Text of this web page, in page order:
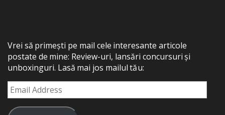
Vrei să primești pe mail cele interesante articole
postate de mine: Review-uri, lansări concursuri și
unboxinguri. Lasă mai jos mailul tău:
Email
Address